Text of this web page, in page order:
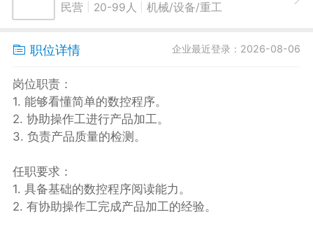
民营 20-99人 机械/设备/重工
职位详情 企业最近登录：2026-08-06
岗位职责：
1. 能够看懂简单的数控程序。
2. 协助操作工进行产品加工。
3. 负责产品质量的检测。
任职要求：
1. 具备基础的数控程序阅读能力。
2. 有协助操作工完成产品加工的经验。